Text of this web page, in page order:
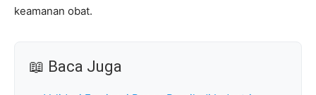
keamanan obat.
📖 Baca Juga